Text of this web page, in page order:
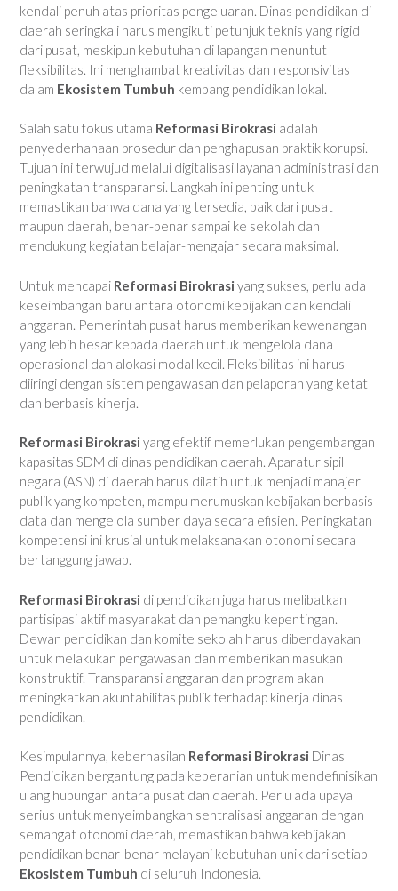
kendali penuh atas prioritas pengeluaran. Dinas pendidikan di
daerah seringkali harus mengikuti petunjuk teknis yang rigid
dari pusat, meskipun kebutuhan di lapangan menuntut
fleksibilitas. Ini menghambat kreativitas dan responsivitas
dalam Ekosistem Tumbuh kembang pendidikan lokal.
Salah satu fokus utama Reformasi Birokrasi adalah
penyederhanaan prosedur dan penghapusan praktik korupsi.
Tujuan ini terwujud melalui digitalisasi layanan administrasi dan
peningkatan transparansi. Langkah ini penting untuk
memastikan bahwa dana yang tersedia, baik dari pusat
maupun daerah, benar-benar sampai ke sekolah dan
mendukung kegiatan belajar-mengajar secara maksimal.
Untuk mencapai Reformasi Birokrasi yang sukses, perlu ada
keseimbangan baru antara otonomi kebijakan dan kendali
anggaran. Pemerintah pusat harus memberikan kewenangan
yang lebih besar kepada daerah untuk mengelola dana
operasional dan alokasi modal kecil. Fleksibilitas ini harus
diiringi dengan sistem pengawasan dan pelaporan yang ketat
dan berbasis kinerja.
Reformasi Birokrasi yang efektif memerlukan pengembangan
kapasitas SDM di dinas pendidikan daerah. Aparatur sipil
negara (ASN) di daerah harus dilatih untuk menjadi manajer
publik yang kompeten, mampu merumuskan kebijakan berbasis
data dan mengelola sumber daya secara efisien. Peningkatan
kompetensi ini krusial untuk melaksanakan otonomi secara
bertanggung jawab.
Reformasi Birokrasi di pendidikan juga harus melibatkan
partisipasi aktif masyarakat dan pemangku kepentingan.
Dewan pendidikan dan komite sekolah harus diberdayakan
untuk melakukan pengawasan dan memberikan masukan
konstruktif. Transparansi anggaran dan program akan
meningkatkan akuntabilitas publik terhadap kinerja dinas
pendidikan.
Kesimpulannya, keberhasilan Reformasi Birokrasi Dinas
Pendidikan bergantung pada keberanian untuk mendefinisikan
ulang hubungan antara pusat dan daerah. Perlu ada upaya
serius untuk menyeimbangkan sentralisasi anggaran dengan
semangat otonomi daerah, memastikan bahwa kebijakan
pendidikan benar-benar melayani kebutuhan unik dari setiap
Ekosistem Tumbuh di seluruh Indonesia.